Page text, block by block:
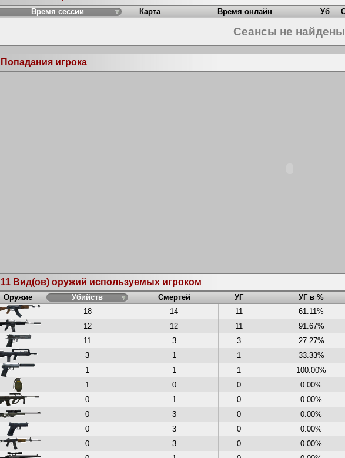
Время сессии Карта Время онлайн Уб
Сеансы не найдены
Попадания игрока
11 Вид(ов) оружий используемых игроком
Оружие Убийств Смертей УГ УГ в %
18
14 11 61.11%
12
12 11 91.67%
11
3 3 27.27%
3
1 1 33.33%
1
1 1 100.00%
1
0 0 0.00%
0
1 0 0.00%
0
3 0 0.00%
0
3 0 0.00%
0
3 0 0.00%